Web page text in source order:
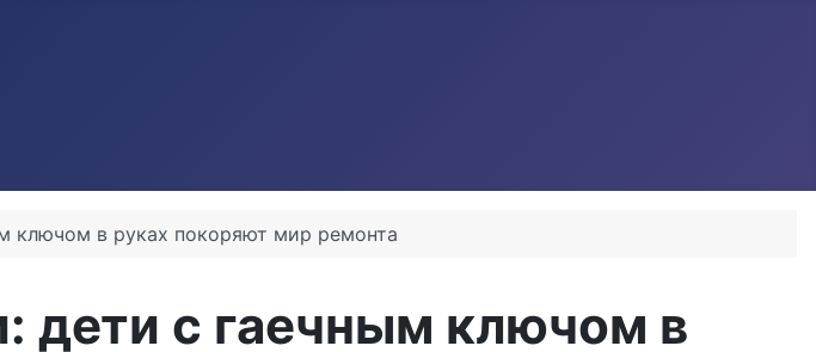
ключом в руках покоряют мир ремонта
дети с гаечным ключом в